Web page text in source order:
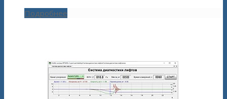
Подробнее